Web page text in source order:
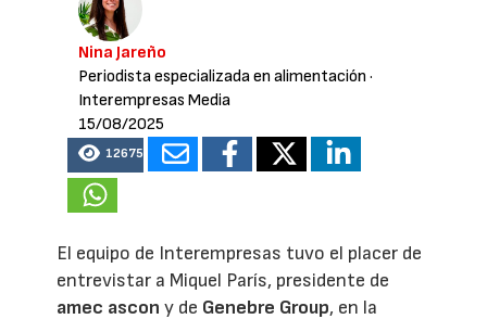
Nina Jareño
Periodista especializada en alimentación ·
Interempresas Media
15/08/2025
12675
El equipo de Interempresas tuvo el placer de
entrevistar a Miquel París, presidente de
amec ascon y de Genebre Group, en la